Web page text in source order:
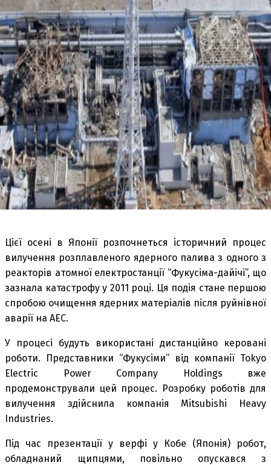
Цієї осені в Японії розпочнеться історичний процес
вилучення розплавленого ядерного палива з одного з
реакторів атомної електростанції “Фукусіма-дайічі”, що
зазнала катастрофу у 2011 році. Ця подія стане першою
спробою очищення ядерних матеріалів після руйнівної
аварії на АЕС.
У процесі будуть використані дистанційно керовані
роботи. Представники “Фукусіми” від компанії Tokyo
Electric Power Company Holdings вже
продемонстрували цей процес. Розробку роботів для
вилучення здійснила компанія Mitsubishi Heavy
Industries.
Під час презентації у верфі у Кобе (Японія) робот,
обладнаний щипцями, повільно опускався з